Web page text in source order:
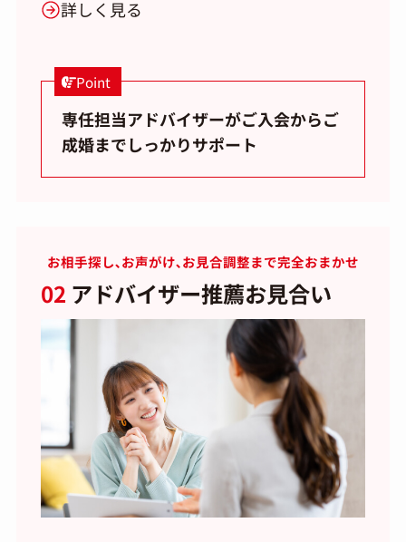
詳しく見る
Point
専任担当アドバイザーがご入会からご
成婚までしっかりサポート
お相手探し､お声がけ､お見合調整まで完全おまかせ
02 アドバイザー推薦お見合い